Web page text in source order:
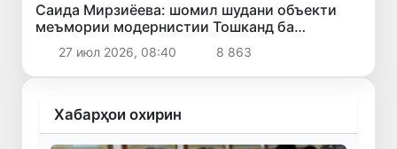
Саида Мирзиёева: шомил шудани объекти
меъмории модернистии Тошканд ба
Феҳристи мероси ҷаҳонии ЮНЕСКО пирӯзии
бузурги Ӯзбекистон аст
27 июл 2026, 08:40 8 863
Хабарҳои охирин